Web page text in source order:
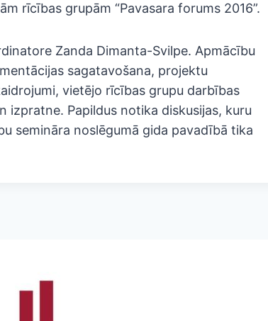
rīcības grupām “Pavasara forums 2016”.
Zanda Dimanta-Svilpe. Apmācību
sagatavošana, projektu
vietējo rīcības grupu darbības
izpratne. Papildus notika diskusijas, kuru
semināra noslēgumā gida pavadībā tika